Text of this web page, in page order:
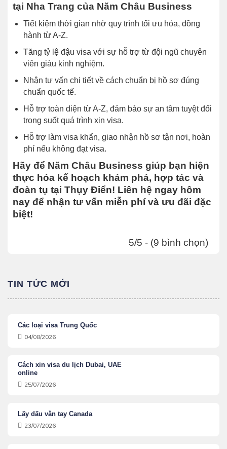
tại Nha Trang của Năm Châu Business
Tiết kiệm thời gian nhờ quy trình tối ưu hóa, đồng
hành từ A-Z.
Tăng tỷ lệ đậu visa với sự hỗ trợ từ đội ngũ chuyên
viên giàu kinh nghiệm.
Nhận tư vấn chi tiết về cách chuẩn bị hồ sơ đúng
chuẩn quốc tế.
Hỗ trợ toàn diện từ A-Z, đảm bảo sự an tâm tuyệt đối
trong suốt quá trình xin visa.
Hỗ trợ làm visa khẩn, giao nhận hồ sơ tận nơi, hoàn
phí nếu không đạt visa.
Hãy để Năm Châu Business giúp bạn hiện
thực hóa kế hoạch khám phá, hợp tác và
đoàn tụ tại Thụy Điển! Liên hệ ngay hôm
nay để nhận tư vấn miễn phí và ưu đãi đặc
biệt!
5/5 - (9 bình chọn)
TIN TỨC MỚI
Các loại visa Trung Quốc
04/08/2026
Cách xin visa du lịch Dubai, UAE
online
25/07/2026
Lấy dấu văn tay Canada
23/07/2026